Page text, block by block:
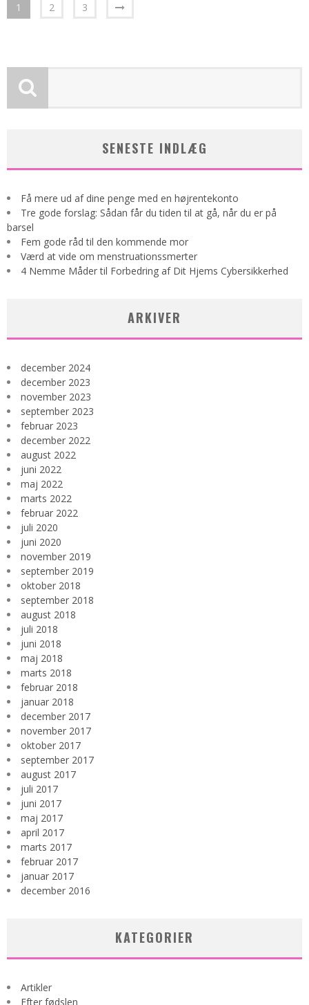
1 2 3
SENESTE INDLÆG
Få mere ud af dine penge med en højrentekonto
Tre gode forslag: Sådan får du tiden til at gå, når du er på
barsel
Fem gode råd til den kommende mor
Værd at vide om menstruationssmerter
4 Nemme Måder til Forbedring af Dit Hjems Cybersikkerhed
ARKIVER
december 2024
december 2023
november 2023
september 2023
februar 2023
december 2022
august 2022
juni 2022
maj 2022
marts 2022
februar 2022
juli 2020
juni 2020
november 2019
september 2019
oktober 2018
september 2018
august 2018
juli 2018
juni 2018
maj 2018
marts 2018
februar 2018
januar 2018
december 2017
november 2017
oktober 2017
september 2017
august 2017
juli 2017
juni 2017
maj 2017
april 2017
marts 2017
februar 2017
januar 2017
december 2016
KATEGORIER
Artikler
Efter fødslen